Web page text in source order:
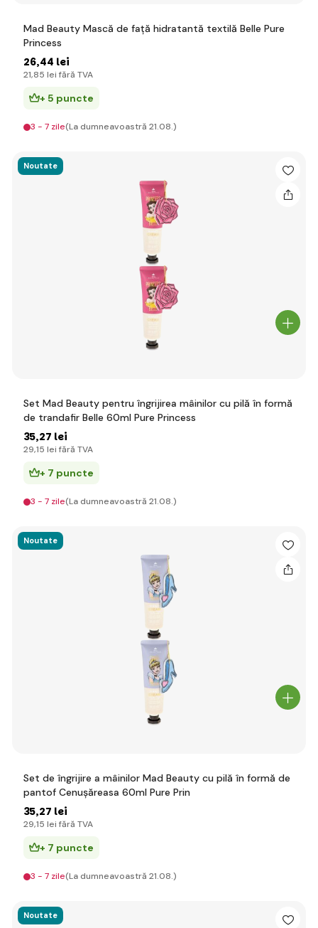
Mad Beauty Mască de față hidratantă textilă Belle Pure
Princess
26,44 lei
21,85 lei fără TVA
+ 5 puncte
3 - 7 zile(La dumneavoastră 21.08.)
Noutate
Set Mad Beauty pentru îngrijirea mâinilor cu pilă în formă
de trandafir Belle 60ml Pure Princess
35,27 lei
29,15 lei fără TVA
+ 7 puncte
3 - 7 zile(La dumneavoastră 21.08.)
Noutate
Set de îngrijire a mâinilor Mad Beauty cu pilă în formă de
pantof Cenușăreasa 60ml Pure Prin
35,27 lei
29,15 lei fără TVA
+ 7 puncte
3 - 7 zile(La dumneavoastră 21.08.)
Noutate